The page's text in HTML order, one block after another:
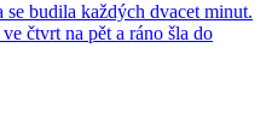
budila každých dvacet minut.
čtvrt na pět a ráno šla do